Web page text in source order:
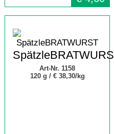
Art-Nr. 1158
120 g / € 38,30/kg